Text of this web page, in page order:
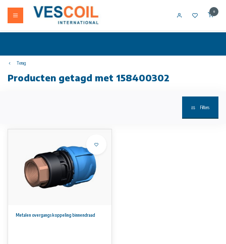
0
Terug
Producten getagd met 158400302
Filters
Metalen overgangskoppeling binnendraad